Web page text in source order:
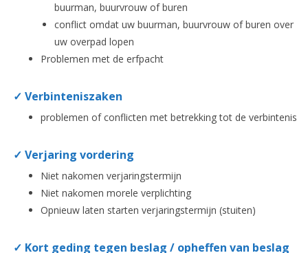
buurman, buurvrouw of buren
conflict omdat uw buurman, buurvrouw of buren over
uw overpad lopen
Problemen met de erfpacht
✓ Verbinteniszaken
problemen of conflicten met betrekking tot de verbintenis
✓ Verjaring vordering
Niet nakomen verjaringstermijn
Niet nakomen morele verplichting
Opnieuw laten starten verjaringstermijn (stuiten)
✓ Kort geding tegen beslag / opheffen van beslag